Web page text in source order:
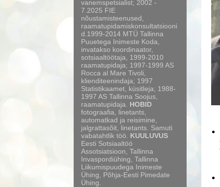
vanemspetsialist; 2002 -
7.2025 FIE
nõustamisteenused,
raamatupidamiskonsultatsiooni
d.1999-2014 MTÜ Tallinna
Puuetega Inimeste Koda,
invatakso koordinaator,
sotsiaaltöötaja, 1999-2010
raamatupidaja; 1997-1999 AS
Rocca al Mare Tivoli,
klienditeenindaja; 1997
Statistikaamet, küsitleja; 1988-
1997 AS Tallinna Soojus,
raamatupidaja. HOBID
fotograafia, linetants,
automatkad ja reisimine,
jalgrattasõit, linetants. Samuti
vabatahtlik töö. KUULUVUS
Eesti Sotsiaaltöö
Assotsiatsioon, Tallinna
Invaspordiühing, Tallinna
Liikumispuudega Inimeste
Ühing, Põhja-Eesti Pimedate
Ühing.